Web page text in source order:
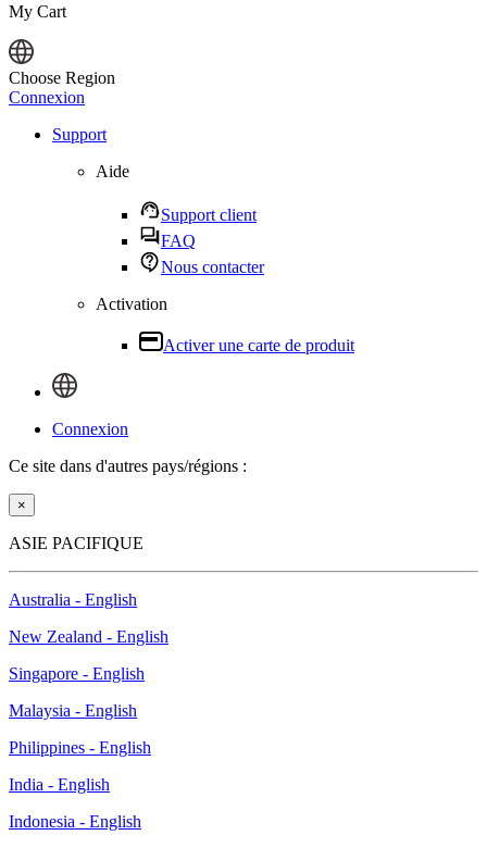
My Cart
Choose Region
Connexion
Support
Aide
Support client
FAQ
Nous contacter
Activation
Activer une carte de produit
Connexion
Ce site dans d'autres pays/régions :
×
ASIE PACIFIQUE
Australia - English
New Zealand - English
Singapore - English
Malaysia - English
Philippines - English
India - English
Indonesia - English